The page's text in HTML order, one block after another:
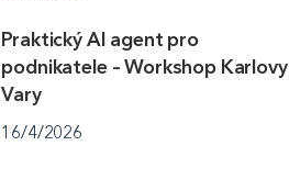
Praktický AI agent pro
podnikatele – Workshop Karlovy
Vary
16/4/2026